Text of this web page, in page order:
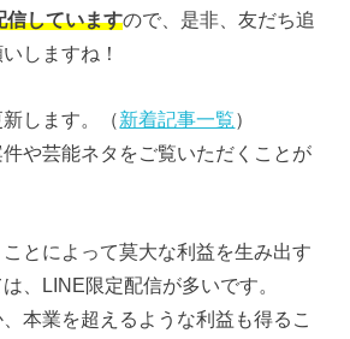
していますので、是非、友だち追
しますね！
します。（新着記事一覧）
や芸能ネタをご覧いただくことが
とによって莫大な利益を生み出す
、LINE限定配信が多いです。
本業を超えるような利益も得るこ